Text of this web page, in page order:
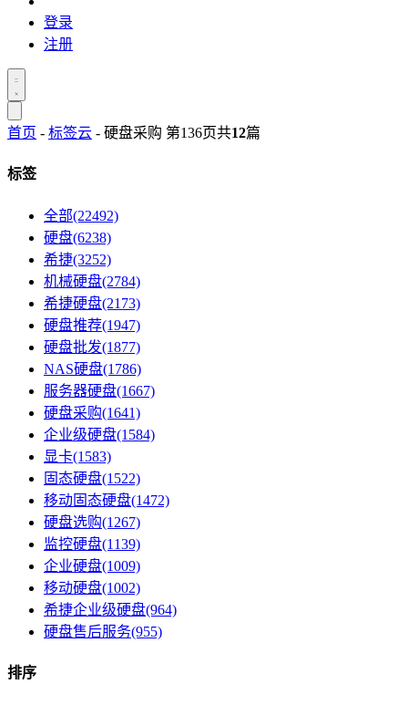
登录
注册
首页 - 标签云 - 硬盘采购 第136页共12篇
标签
全部(22492)
硬盘(6238)
希捷(3252)
机械硬盘(2784)
希捷硬盘(2173)
硬盘推荐(1947)
硬盘批发(1877)
NAS硬盘(1786)
服务器硬盘(1667)
硬盘采购(1641)
企业级硬盘(1584)
显卡(1583)
固态硬盘(1522)
移动固态硬盘(1472)
硬盘选购(1267)
监控硬盘(1139)
企业硬盘(1009)
移动硬盘(1002)
希捷企业级硬盘(964)
硬盘售后服务(955)
排序